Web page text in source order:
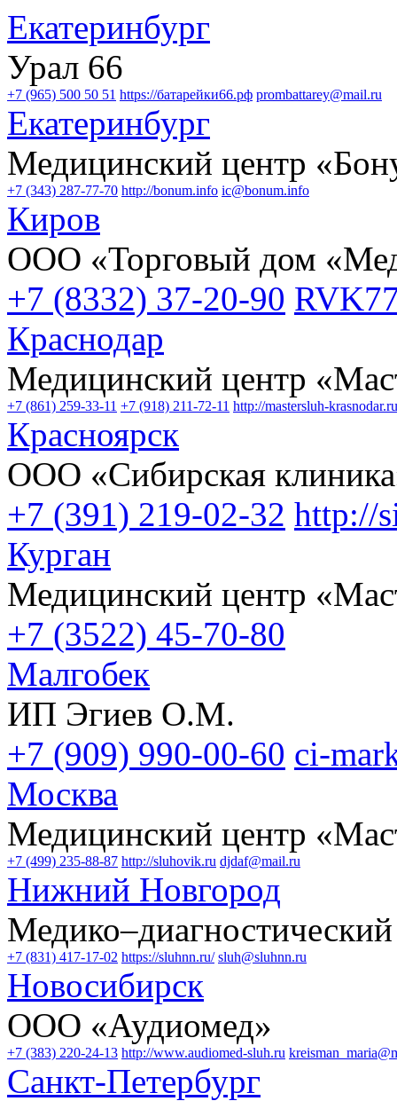
Екатеринбург
Урал 66
+7 (965) 500 50 51 https://батарейки66.рф prombattarey@mail.ru
Екатеринбург
Медицинский центр
+7 (343) 287-77-70 http://bonum.info ic@bonum.info
Киров
ООО «Торговый дом
+7 (8332) 37-20-90
Краснодар
Медицинский центр
+7 (861) 259-33-11 +7 (918) 211-72-11 http://mastersluh-krasnodar.ru
Красноярск
ООО «Сибирская
+7 (391) 219-02-32 http://
Курган
Медицинский центр
+7 (3522) 45-70-80
Малгобек
ИП Эгиев О.М.
+7 (909) 990-00-60 ci-
Москва
Медицинский центр
+7 (499) 235-88-87 http://sluhovik.ru djdaf@mail.ru
Нижний Новгород
+7 (831) 417-17-02 https://sluhnn.ru/ sluh@sluhnn.ru
Новосибирск
ООО «Аудиомед»
+7 (383) 220-24-13 http://www.audiomed-sluh.ru
Санкт-Петербург